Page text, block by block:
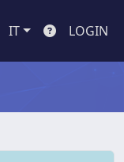
IT LOGIN